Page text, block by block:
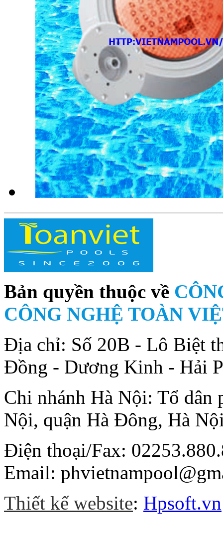
Bản quyền thuộc về
CÔNG NGHỆ TOÀN
Địa chỉ: Số 20B - Lô Biệt
Đồng - Dương Kinh - Hải
Chi nhánh Hà Nội: Tổ
Nội, quận Hà Đông, Hà
Điện thoại/Fax:
Email:
Thiết kế website: Hpsoft.vn